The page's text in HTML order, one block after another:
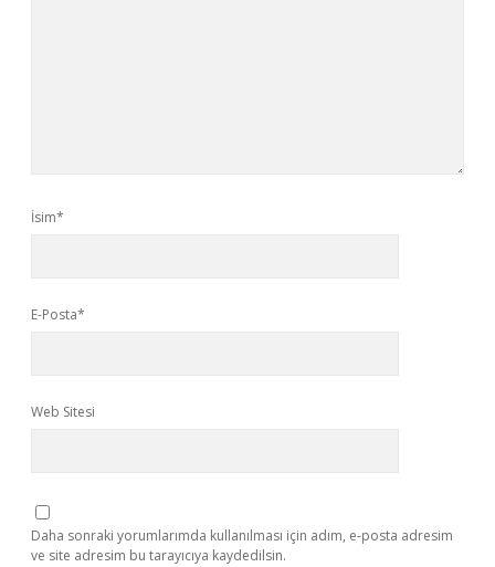
İsim*
E-Posta*
Web Sitesi
Daha sonraki yorumlarımda kullanılması için adım, e-posta adresim
ve site adresim bu tarayıcıya kaydedilsin.